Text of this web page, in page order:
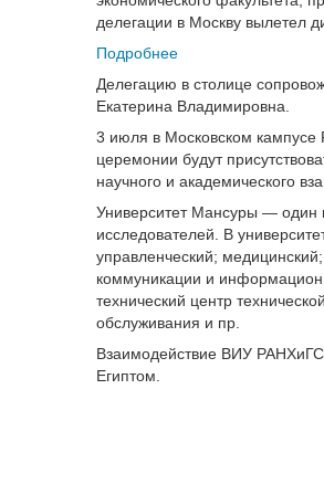
делегации в Москву вылетел
Подробнее
Делегацию в столице
Екатерина Владимировна.
3 июля в Московском кампусе
церемонии будут
научного и академического
Университет Мансуры — один
исследователей. В
управленческий;
коммуникации и
технический центр
обслуживания и пр.
Взаимодействие ВИУ РАНХиГС
Египтом.